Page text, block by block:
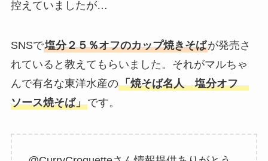
控えていましたが…
SNSで塩分２５％オフのカップ焼きそばが発売さ
れていると教えてもらいました。それがマルちゃ
んで有名な東洋水産の「焼そば名人 塩分オフ
ソース焼そば」です。